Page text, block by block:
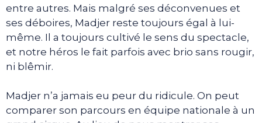
entre autres. Mais malgré ses déconvenues et
ses déboires, Madjer reste toujours égal à lui-
même. Il a toujours cultivé le sens du spectacle,
et notre héros le fait parfois avec brio sans rougir,
ni blêmir.
Madjer n’a jamais eu peur du ridicule. On peut
comparer son parcours en équipe nationale à un